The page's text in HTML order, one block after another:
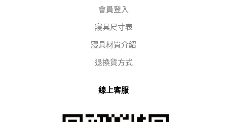
會員登入
寢具尺寸表
寢具材質介紹
退換貨方式
線上客服